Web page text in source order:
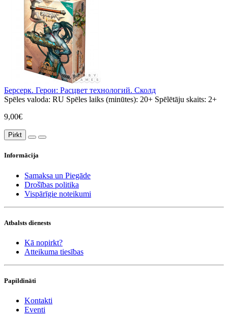
Берсерк. Герои: Расцвет технологий. Сколд
Spēles valoda: RU Spēles laiks (minūtes): 20+ Spēlētāju skaits: 2+
9,00€
Pirkt
Informācija
Samaksa un Piegāde
Drošības politika
Vispārīgie noteikumi
Atbalsts dienests
Kā nopirkt?
Atteikuma tiesības
Papildināti
Kontakti
Eventi